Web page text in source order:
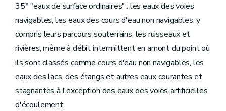
Art.D.359
Art.D.360
Art.D.361
Art.D.362
Art.D.363
Section5 Assemblée générale
Art.D.364
Section6 [Gestion et représentation]
[Décret 13.12.2023 - entrée en vigueur 01.01.2024]
Sous-section[ 1re
Généralités]
[Décret 13.12.2023 - entrée en vigueur 01.01.2024]
35° "eaux de surface ordinaires" : les eaux des voies
navigables, les eaux des cours d'eau non navigables, y
compris leurs parcours souterrains, les ruisseaux et
rivières, même à débit intermittent en amont du point où
ils sont classés comme cours d'eau non navigables, les
eaux des lacs, des étangs et autres eaux courantes et
stagnantes à l'exception des eaux des voies artificielles
d'écoulement;